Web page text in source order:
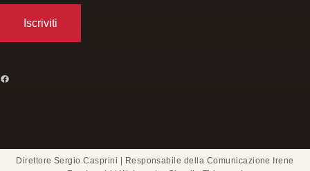
Direttore Sergio Casprini | Responsabile della Comunicazione Irene